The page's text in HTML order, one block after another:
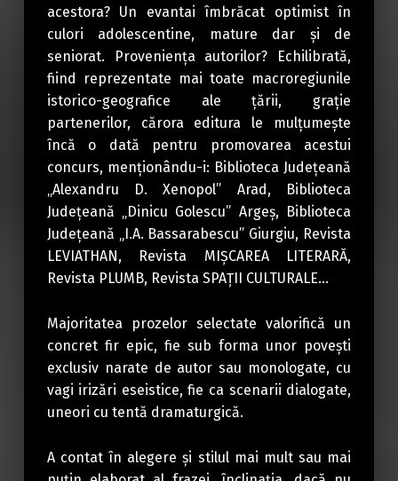
acestora? Un evantai îmbrăcat optimist în
culori adolescentine, mature dar şi de
seniorat. Provenienţa autorilor? Echilibrată,
fiind reprezentate mai toate macroregiunile
istorico-geografice ale ţării, graţie
partenerilor, cărora editura le mulţumeşte
încă o dată pentru promovarea acestui
concurs, menţionându-i: Biblioteca Judeţeană
„Alexandru D. Xenopol” Arad, Biblioteca
Judeţeană „Dinicu Golescu” Argeş, Biblioteca
Judeţeană „I.A. Bassarabescu” Giurgiu, Revista
LEVIATHAN, Revista MIŞCAREA LITERARĂ,
Revista PLUMB, Revista SPAŢII CULTURALE…
Majoritatea prozelor selectate valorifică un
concret fir epic, fie sub forma unor poveşti
exclusiv narate de autor sau monologate, cu
vagi irizări eseistice, fie ca scenarii dialogate,
uneori cu tentă dramaturgică.
A contat în alegere şi stilul mai mult sau mai